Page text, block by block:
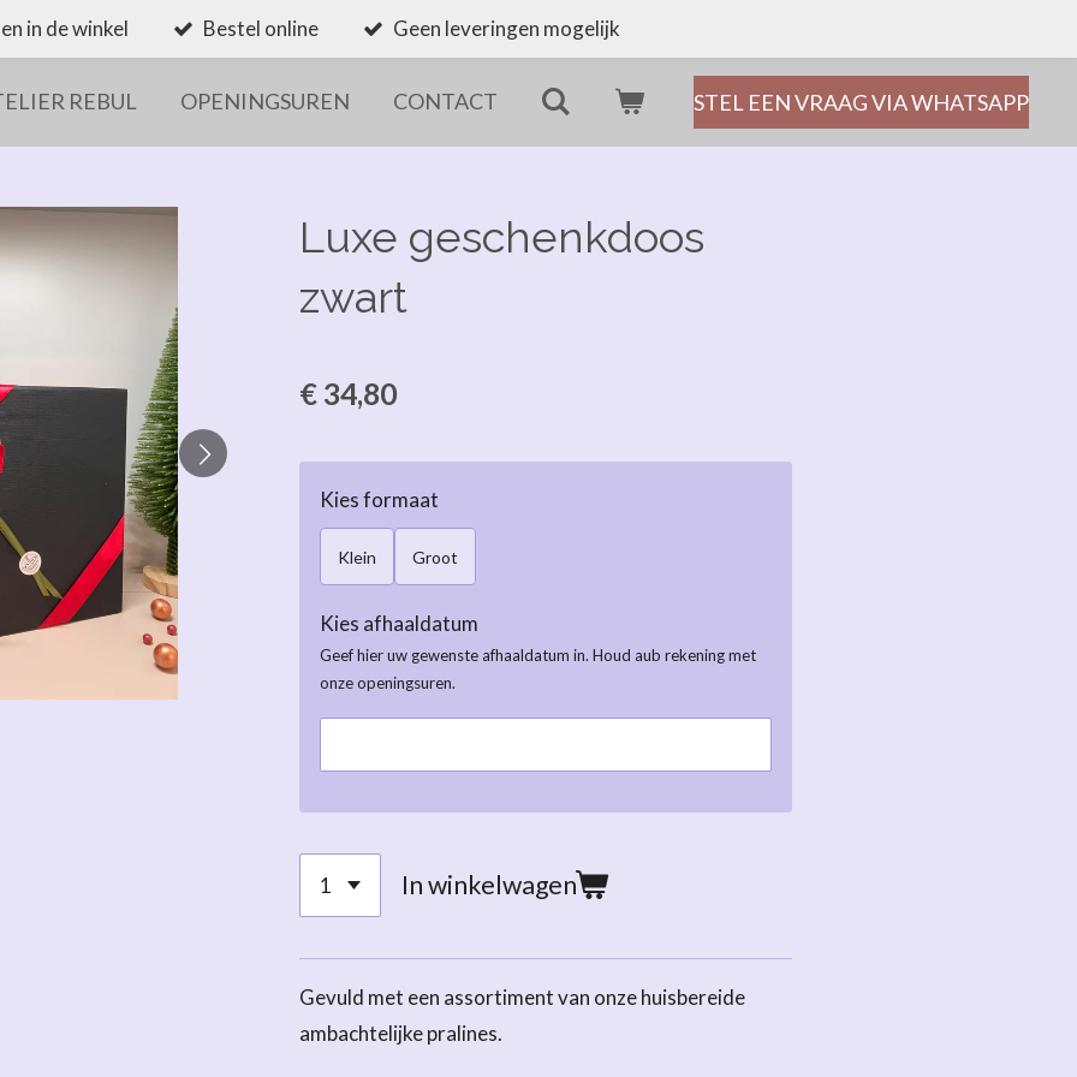
in de winkel Bestel online Geen leveringen mogelijk
REBUL OPENINGSUREN CONTACT STEL EEN VRAAG VIA WHATSAPP
Luxe geschenkdoos
zwart
€ 34,80
Kies formaat
Klein Groot
Kies afhaaldatum
Geef hier uw gewenste afhaaldatum in. Houd aub rekening met
onze openingsuren.
In winkelwagen
Gevuld met een assortiment van onze huisbereide
ambachtelijke pralines.